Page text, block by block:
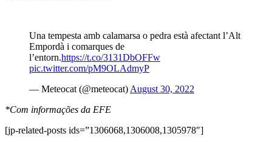
Una tempesta amb calamarsa o pedra està afectant l’Alt
Empordà i comarques de
l’entorn.https://t.co/3131DbOFFw
pic.twitter.com/pM9OLAdmyP
— Meteocat (@meteocat) August 30, 2022
*Com informações da EFE
[jp-related-posts ids=”1306068,1306008,1305978″]